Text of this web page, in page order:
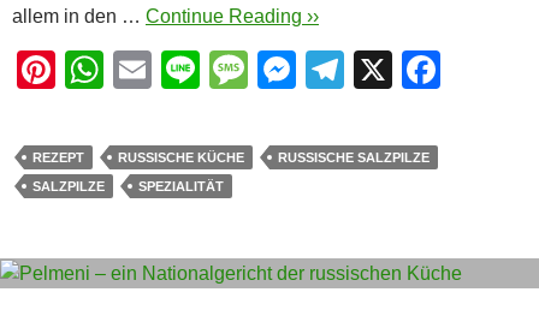
allem in den … Continue Reading ››
Pi
er
e
W
at
s
p
p
E
ail
Li
e
M
ss
e
M
ss
g
er
T
e
m
X
o
o
REZEPT RUSSISCHE KÜCHE
RUSSISCHE SALZPILZE
SALZPILZE
SPEZIALITÄT